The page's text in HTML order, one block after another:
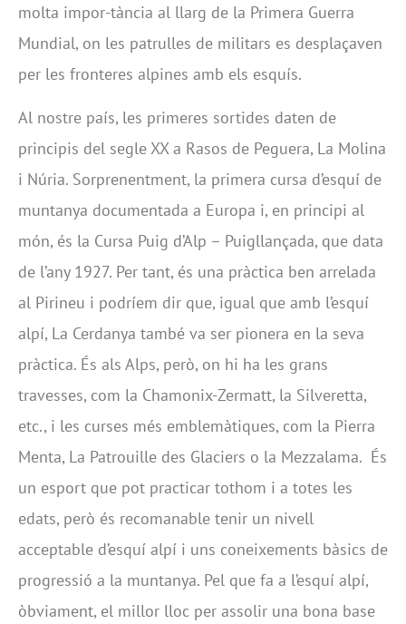
molta impor-tància al llarg de la Primera Guerra
Mundial, on les patrulles de militars es desplaçaven
per les fronteres alpines amb els esquís.
Al nostre país, les primeres sortides daten de
principis del segle XX a Rasos de Peguera, La Molina
i Núria. Sorprenentment, la primera cursa d’esquí de
muntanya documentada a Europa i, en principi al
món, és la Cursa Puig d’Alp – Puigllançada, que data
de l’any 1927. Per tant, és una pràctica ben arrelada
al Pirineu i podríem dir que, igual que amb l’esquí
alpí, La Cerdanya també va ser pionera en la seva
pràctica. És als Alps, però, on hi ha les grans
travesses, com la Chamonix-Zermatt, la Silveretta,
etc., i les curses més emblemàtiques, com la Pierra
Menta, La Patrouille des Glaciers o la Mezzalama. És
un esport que pot practicar tothom i a totes les
edats, però és recomanable tenir un nivell
acceptable d’esquí alpí i uns coneixements bàsics de
progressió a la muntanya. Pel que fa a l’esquí alpí,
òbviament, el millor lloc per assolir una bona base